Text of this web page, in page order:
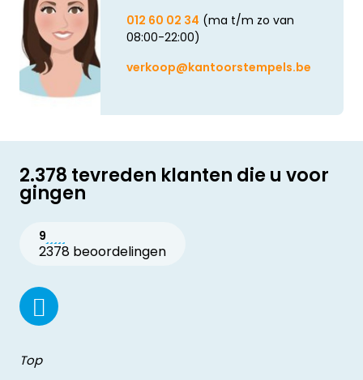
012 60 02 34 (ma t/m zo van
08:00-22:00)
verkoop@kantoorstempels.be
2.378 tevreden klanten die u voor
gingen
9
2378 beoordelingen
Top